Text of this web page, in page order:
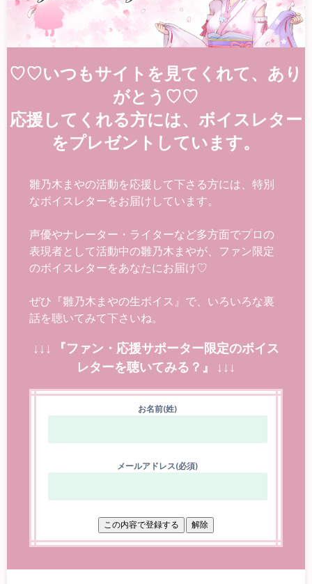
♡♡いつもサイトを見てくれて、あり
がとう♡♡
応援してくれる方には、ボイスレター
をプレゼントしています。
雛乃木まやの活動を応援して下さる方には、特別
なボイスレターをお届けしています。
声優やナレーター・ライターなど多方面でプロの
表現者として活動中の雛乃木まやが、ファン限定
のボイスレターをあなたにお届け♡
ぜひ『雛乃木まやの生ボイス』で、いろいろな裏
話を聴いてみて下さいね。
↓↓↓ 『ファン・応援サポーター限定のボイス
レターを聴いてみる？』 ↓↓↓
お名前(姓)
メールアドレス(必須)